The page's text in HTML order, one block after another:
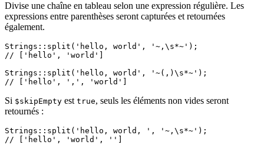
Divise une chaîne en tableau selon une expression régulière. Les
expressions entre parenthèses seront capturées et retournées
également.
Strings::split('hello, world', '~,\s*~');
// ['hello', 'world']
Strings::split('hello, world', '~(,)\s*~');
Si $skipEmpty est true, seuls les éléments non vides seront
retournés :
Strings::split('hello, world, ', '~,\s*~');
// ['hello', 'world', '']